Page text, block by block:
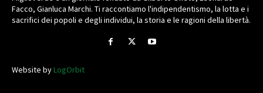
Facco, Gianluca Marchi. Ti raccontiamo l'indipendentismo, la lotta e i
sacrifici dei popoli e degli individui, la storia e le ragioni della libertà.
Website byLogOrbit